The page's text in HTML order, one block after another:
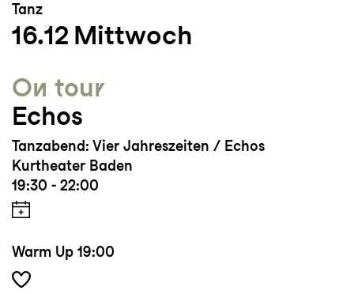
Tanz
16.12 Mittwoch
On tour
Echos
Tanzabend: Vier Jahreszeiten / Echos
Kurtheater Baden
19:30 - 22:00
Warm Up 19:00